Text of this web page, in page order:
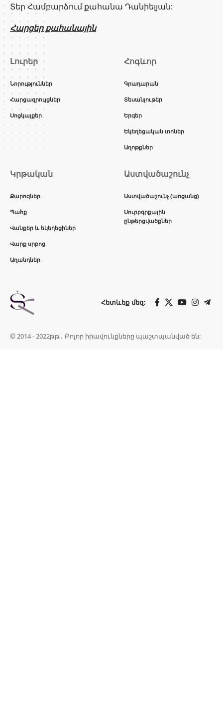
Տեր Համբարձում քահանա Դանիելյան:
Հարցեր քահանային
Լուրեր
Նորություններ
Հարցազրույցներ
Սոցկայքեր
Հոգևոր
Գրադարան
Տեսանյութեր
Երգեր
Եկեղեցական տոներ
Աղոթքներ
Կրթական
Քարոզներ
Պահք
Վանքեր և եկեղեցիներ
Վարք սրբոց
Աղանդներ
Աստվածաշունչ
Աստվածաշունչ (առցանց)
Սուրբգրքային
ընթերցվածքներ
Հետևեք մեզ:
© 2014 - 2022թթ․ Բոլոր իրավունքները պաշտպանված են: